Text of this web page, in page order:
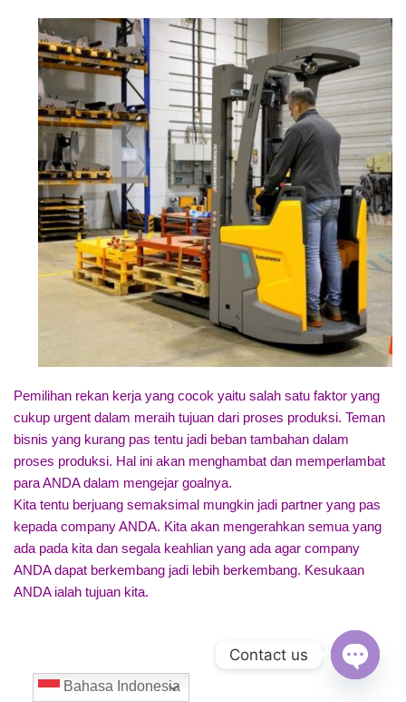
Pemilihan rekan kerja yang cocok yaitu salah satu faktor yang
cukup urgent dalam meraih tujuan dari proses produksi. Teman
bisnis yang kurang pas tentu jadi beban tambahan dalam
proses produksi. Hal ini akan menghambat dan memperlambat
para ANDA dalam mengejar goalnya.
Kita tentu berjuang semaksimal mungkin jadi partner yang pas
kepada company ANDA. Kita akan mengerahkan semua yang
ada pada kita dan segala keahlian yang ada agar company
ANDA dapat berkembang jadi lebih berkembang. Kesukaan
ANDA ialah tujuan kita.
Bahasa Indonesia
Contact us
Open